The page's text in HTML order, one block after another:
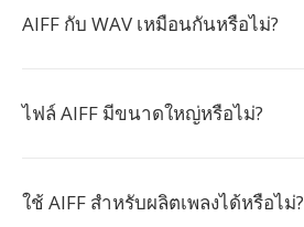
AIFF กับ WAV เหมือนกันหรือไม่?
ไฟล์ AIFF มีขนาดใหญ่หรือไม่?
ใช้ AIFF สำหรับผลิตเพลงได้หรือไม่?